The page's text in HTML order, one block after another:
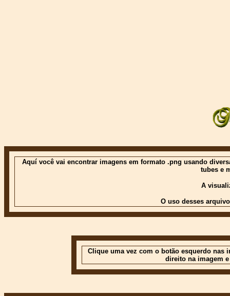
Aquí você vai encontrar imagens em formato .png usando
tubes e
A
O uso desses
Clique uma vez com o botão esquerdo nas
direito na imagem